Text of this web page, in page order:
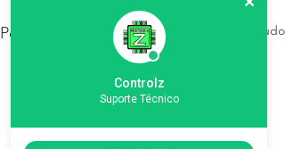
Posts recentes Ver tudo
Controlz
Suporte Técnico